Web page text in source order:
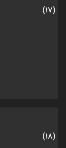
(17)
(18)